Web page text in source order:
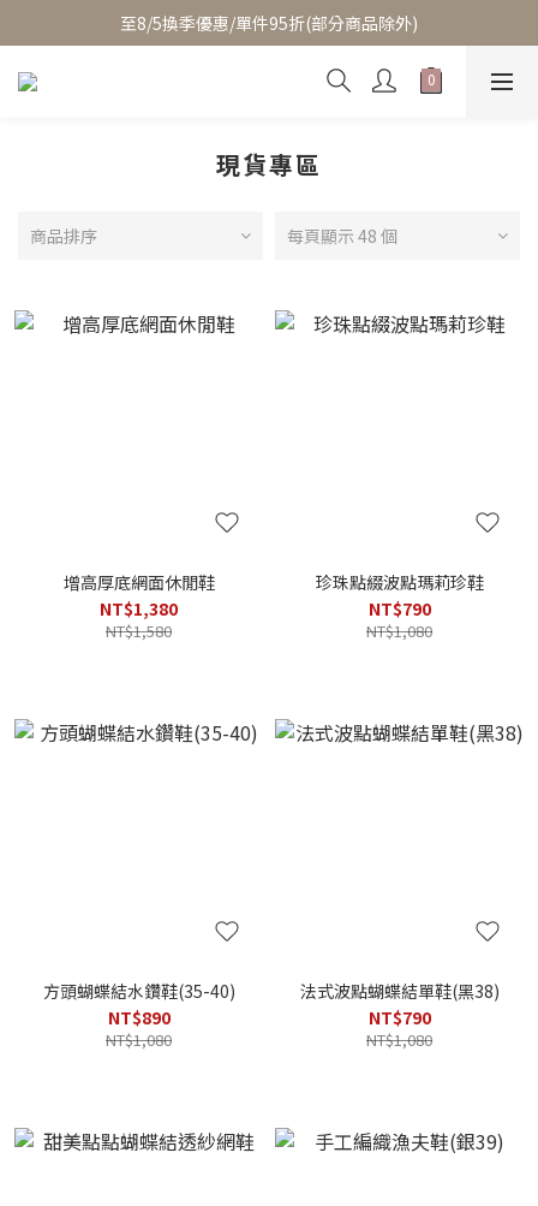
至8/5換季優惠/單件95折(部分商品除外)
至8/5換季優惠/單件95折(部分商品除外)
現貨專區
商品排序 每頁顯示 48 個
增高厚底網面休閒鞋
NT$1,380
NT$1,580
珍珠點綴波點瑪莉珍鞋
NT$790
NT$1,080
方頭蝴蝶結水鑽鞋(35-40)
NT$890
NT$1,080
法式波點蝴蝶結單鞋(黑38)
NT$790
NT$1,080